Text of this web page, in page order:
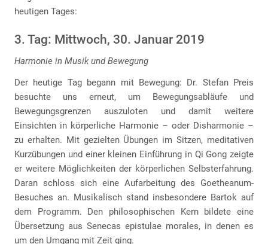
heutigen Tages:
3. Tag: Mittwoch, 30. Januar 2019
Harmonie in Musik und Bewegung
Der heutige Tag begann mit Bewegung: Dr. Stefan Preis
besuchte uns erneut, um Bewegungsabläufe und
Bewegungsgrenzen auszuloten und damit weitere
Einsichten in körperliche Harmonie – oder Disharmonie –
zu erhalten. Mit gezielten Übungen im Sitzen, meditativen
Kurzübungen und einer kleinen Einführung in Qi Gong zeigte
er weitere Möglichkeiten der körperlichen Selbsterfahrung.
Daran schloss sich eine Aufarbeitung des Goetheanum-
Besuches an. Musikalisch stand insbesondere Bartok auf
dem Programm. Den philosophischen Kern bildete eine
Übersetzung aus Senecas epistulae morales, in denen es
um den Umgang mit Zeit ging.